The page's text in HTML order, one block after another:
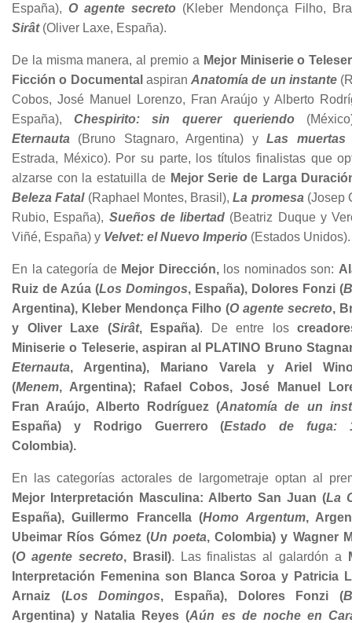
España), O agente secreto (Kleber Mendonça Filho,
Sirât(Oliver Laxe, España).
De la misma manera, al premio a Mejor Miniserie o
Ficción o Documental aspiran Anatomía de un instante
Cobos, José Manuel Lorenzo, Fran Araújo y Alberto
España),Chespirito: sin querer queriendo
Eternauta (Bruno Stagnaro, Argentina) yLas muertas
Estrada, México). Por su parte, los títulos finalistas que
alzarse con la estatuilla de Mejor Serie de Larga
Beleza Fatal(Raphael Montes, Brasil),La promesa (Josep
Rubio, España), Sueños de libertad (Beatriz Duque y
Viñé, España) y Velvet: el Nuevo Imperio (Estados Unidos).
En la categoría de Mejor Dirección,los nominados son:
Ruiz de Azúa (Los Domingos, España), Dolores Fonzi (
Argentina), Kleber Mendonça Filho (O agente secreto,
y Oliver Laxe (Sirât, España). De entre los
Miniserie o Teleserie, aspiran al PLATINO Bruno
Eternauta, Argentina), Mariano Varela y Ariel
(Menem, Argentina); Rafael Cobos, José Manuel
Fran Araújo, Alberto Rodríguez (Anatomía de un
España) y Rodrigo Guerrero (Estado de fuga:
Colombia).
En las categorías actorales de largometraje optan al
Mejor Interpretación Masculina: Alberto San Juan (La
España), Guillermo Francella (Homo Argentum,
Ubeimar Ríos Gómez (Un poeta, Colombia) y Wagner
(O agente secreto, Brasil). Las finalistas al galardón a
Interpretación Femenina son Blanca Soroa y Patricia
Arnaiz (Los Domingos, España), Dolores Fonzi (
Argentina) y Natalia Reyes (Aún es de noche en